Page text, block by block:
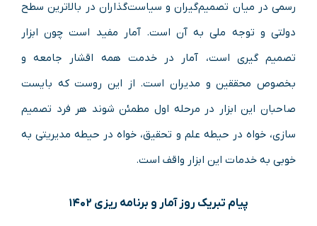
رسمی در میان تصمیم‌گیران و سیاست‌گذاران در بالاترین سطح
دولتی و توجه ملی به آن است. آمار مفید است چون ابزار
تصمیم گیری است، آمار در خدمت همه اقشار جامعه و
بخصوص محققین و مدیران است. از این روست که بایست
صاحبان این ابزار در مرحله اول مطمئن شوند هر فرد تصمیم
سازی، خواه در حیطه علم و تحقیق، خواه در حیطه مدیریتی به
خوبی به خدمات این ابزار واقف است.
پیام تبریک روز آمار و برنامه ریزی ۱۴۰۲